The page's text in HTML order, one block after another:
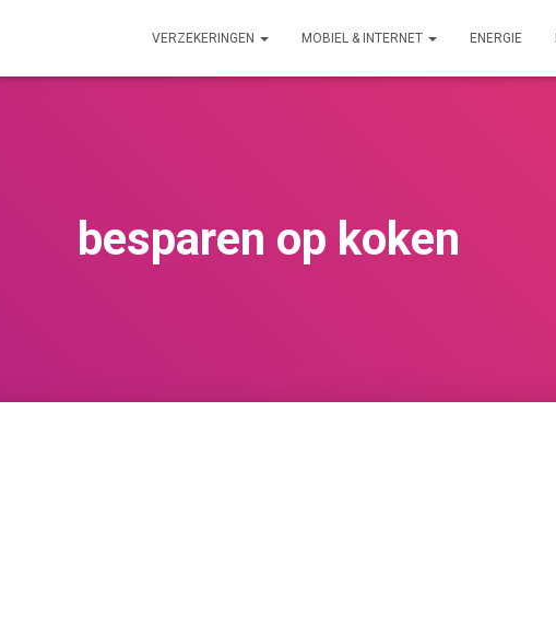
VERZEKERINGEN MOBIEL & INTERNET ENERGIE
besparen op koken